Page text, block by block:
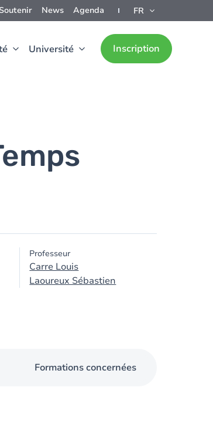
Soutenir News Agenda FR
Université Inscription
Professeur
Carre Louis
Laoureux Sébastien
Formations concernées